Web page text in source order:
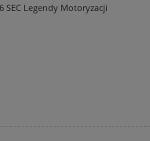
SEC Legendy Motoryzacji